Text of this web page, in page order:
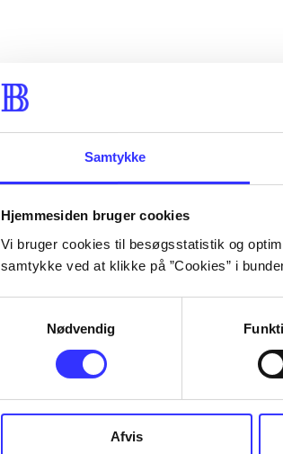
Samtykke
Hjemmesiden bruger cookies
Vi bruger cookies til besøgsstatistik og
samtykke ved at klikke på ”Cookies” i
Nødvendig
Afvis